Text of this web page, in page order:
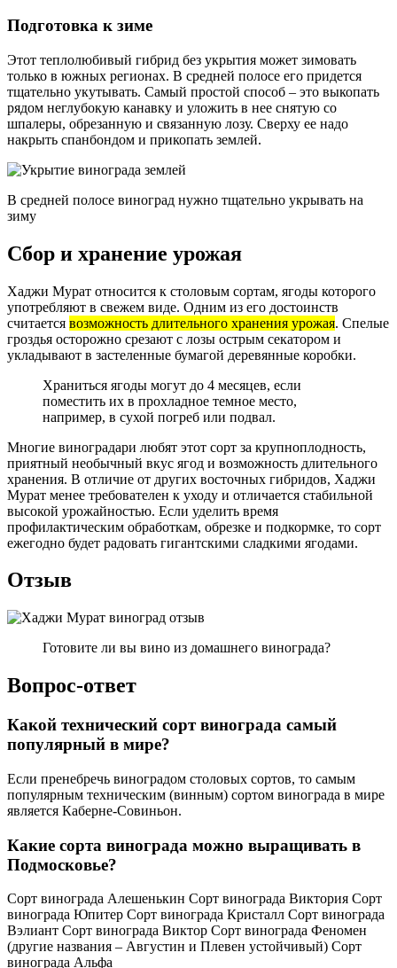
Подготовка к зиме
Этот теплолюбивый гибрид без укрытия может зимовать
только в южных регионах. В средней полосе его придется
тщательно укутывать. Самый простой способ – это выкопать
рядом неглубокую канавку и уложить в нее снятую со
шпалеры, обрезанную и связанную лозу. Сверху ее надо
накрыть спанбондом и прикопать землей.
В средней полосе виноград нужно тщательно укрывать на
зиму
Сбор и хранение урожая
Хаджи Мурат относится к столовым сортам, ягоды которого
употребляют в свежем виде. Одним из его достоинств
считается возможность длительного хранения урожая. Спелые
гроздья осторожно срезают с лозы острым секатором и
укладывают в застеленные бумагой деревянные коробки.
Храниться ягоды могут до 4 месяцев, если
поместить их в прохладное темное место,
например, в сухой погреб или подвал.
Многие виноградари любят этот сорт за крупноплодность,
приятный необычный вкус ягод и возможность длительного
хранения. В отличие от других восточных гибридов, Хаджи
Мурат менее требователен к уходу и отличается стабильной
высокой урожайностью. Если уделить время
профилактическим обработкам, обрезке и подкормке, то сорт
ежегодно будет радовать гигантскими сладкими ягодами.
Отзыв
Готовите ли вы вино из домашнего винограда?
Вопрос-ответ
Какой технический сорт винограда самый
популярный в мире?
Если пренебречь виноградом столовых сортов, то самым
популярным техническим (винным) сортом винограда в мире
является Каберне-Совиньон.
Какие сорта винограда можно выращивать в
Подмосковье?
Сорт винограда Алешенькин Сорт винограда Виктория Сорт
винограда Юпитер Сорт винограда Кристалл Сорт винограда
Вэлиант Сорт винограда Виктор Сорт винограда Феномен
(другие названия – Августин и Плевен устойчивый) Сорт
винограда Альфа